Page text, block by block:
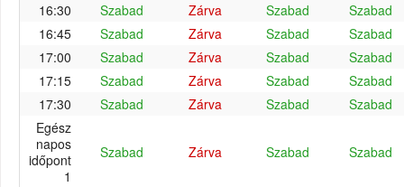
16:30 Szabad Zárva Szabad
Szabad
16:45
Szabad Zárva Szabad
Szabad
17:00
Szabad Zárva Szabad
Szabad
17:15
Szabad Zárva Szabad
Szabad
17:30
Szabad Zárva Szabad
Szabad
Egész
napos
időpont
1
Szabad Zárva Szabad Szabad